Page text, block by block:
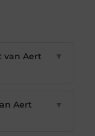
van Aert
▼
Aert
▼